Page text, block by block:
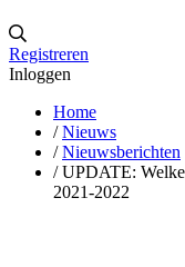
Registreren
Inloggen
Home
/ Nieuws
/ Nieuwsberichten
/ UPDATE: Welke
2021-2022